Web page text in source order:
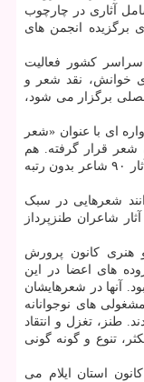
آثاری در چارچوب
انجمن های
سراسر کشور فعالیت
خوانش، نقد شعر و
برگزار می شود،
در مهرواره ای با عنوان «شعر
شعر قرار گرفته. هم
اینک هم از بین ۱۷۰۰ شعر از ۱۰۰۰ نوجوان، آثار ۹۰ شاعر بدون رتبه
شعرهایی در سبک
شاعران طنزپرداز
هنری کانون پرورش
های اعضا در این
آنها در شعرهایشان
های نوجوانانه
طنز، تغزل و انتقاد
تنوع و گونه گونی
استان ایلام می